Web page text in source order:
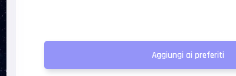
Aggiungi ai preferiti